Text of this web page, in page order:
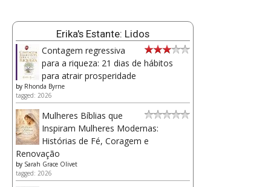
Erika's Estante: Lidos
Contagem regressiva
para a riqueza: 21 dias de hábitos
para atrair prosperidade
by Rhonda Byrne
tagged: 2026
Mulheres Bíblias que
Inspiram Mulheres Modernas:
Histórias de Fé, Coragem e
Renovação
by Sarah Grace Olivet
tagged: 2026